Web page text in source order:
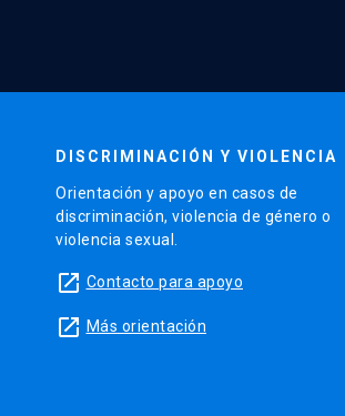
DISCRIMINACIÓN Y VIOLENCIA
Orientación y apoyo en casos de
discriminación, violencia de género o
violencia sexual.
launch Contacto para apoyo
launch Más orientación